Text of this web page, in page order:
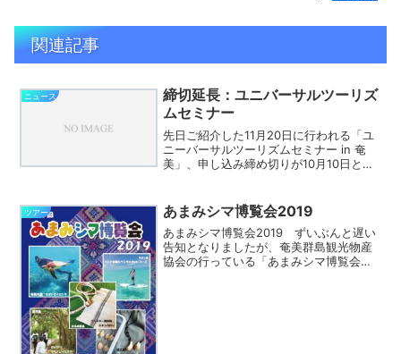
関連記事
ニュース
締切延長：ユニバーサルツーリズ
ムセミナー
先日ご紹介した11月20日に行われる「ユ
ニーバーサルツーリズムセミナー in 奄
美」、申し込み締め切りが10月10日とな
ツアー あまみシマ博覧会2019
あまみシマ博覧会2019 ずいぶんと遅い
告知となりましたが、奄美群島観光物産
協会の行っている「あまみシマ博覧会